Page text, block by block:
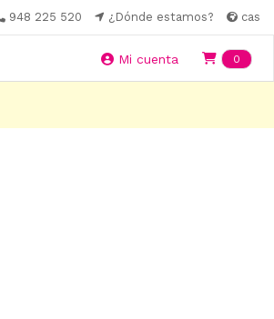
948 225 520 ¿Dónde estamos? cas
Mi cuenta 0